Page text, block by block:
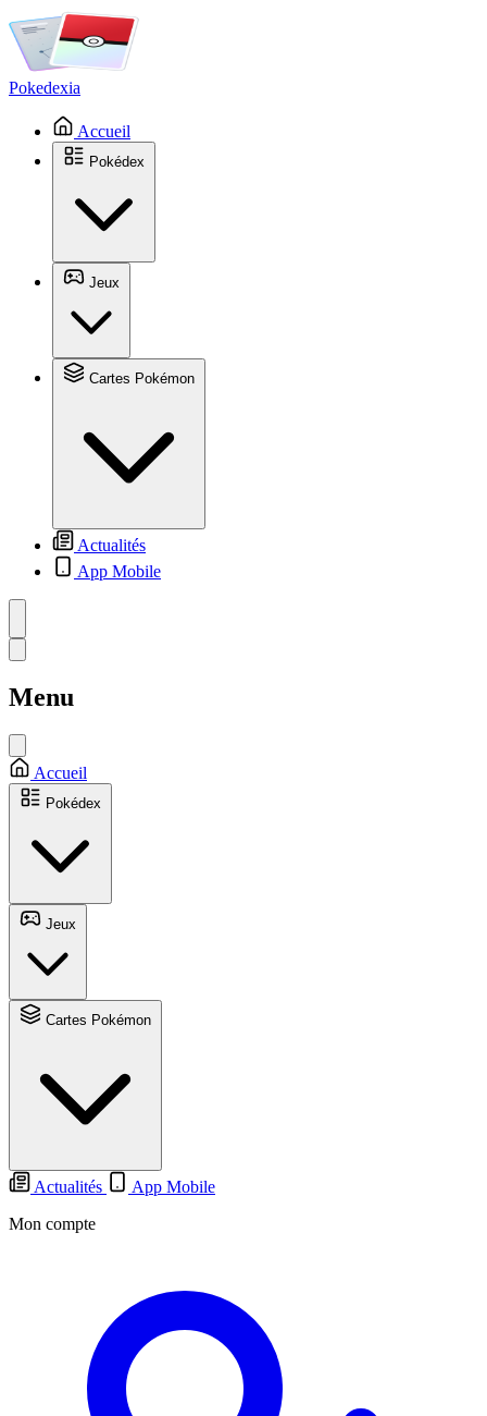
Pokedexia
Accueil
Actualités
App Mobile
Menu
Accueil
Actualités
App Mobile
Mon compte